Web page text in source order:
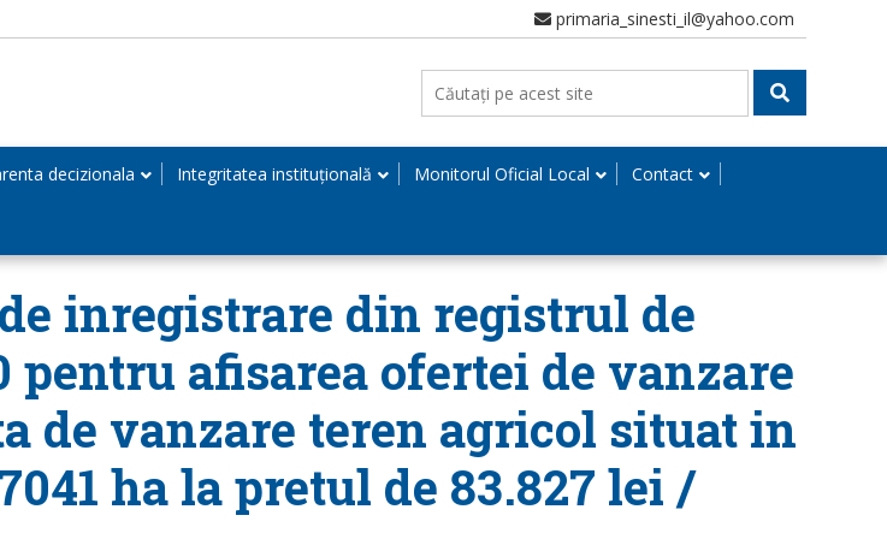
primaria_sinesti_il@yahoo.com
decizionala Integritatea instituțională Monitorul Oficial Local Contact
inregistrare din registrul de
pentru afisarea ofertei de vanzare
de vanzare teren agricol situat in
ha la pretul de 83.827 lei /